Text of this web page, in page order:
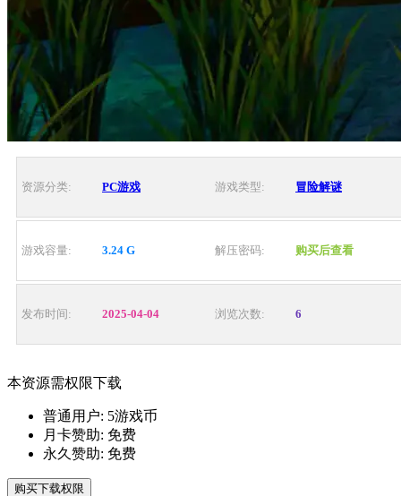
资源分类: PC游戏 游戏类型: 冒险解谜
游戏容量: 3.24 G 解压密码: 购买后查看
发布时间: 2025-04-04 浏览次数: 6
本资源需权限下载
普通用户: 5游戏币
月卡赞助: 免费
永久赞助: 免费
购买下载权限